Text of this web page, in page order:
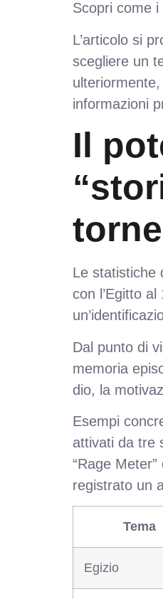
Scopri come i
L’articolo si
scegliere un
informazioni
Il
Le statistiche
con l’Egitto
Dal punto di
memoria
dio, la
Esempi
attivati da tre
“Rage
registrato un
Tema
Egizio